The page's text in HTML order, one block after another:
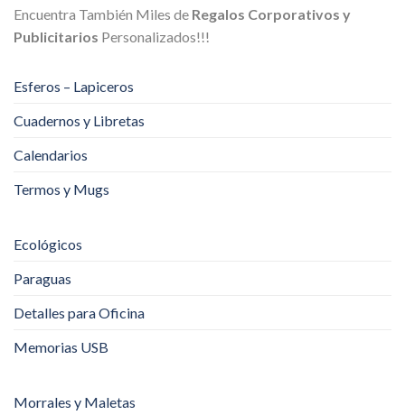
Encuentra También Miles de Regalos Corporativos y
Publicitarios Personalizados!!!
Esferos – Lapiceros
Cuadernos y Libretas
Calendarios
Termos y Mugs
Ecológicos
Paraguas
Detalles para Oficina
Memorias USB
Morrales y Maletas